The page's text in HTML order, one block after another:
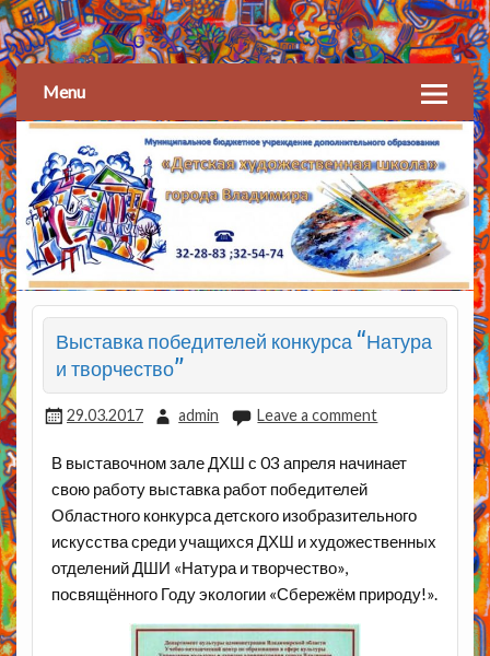
Детская художественная
школа
Menu
Выставка победителей конкурса “Натура
и творчество”
29.03.2017 admin Leave a comment
В выставочном зале ДХШ с 03 апреля начинает
свою работу выставка работ победителей
Областного конкурса детского изобразительного
искусства среди учащихся ДХШ и художественных
отделений ДШИ «Натура и творчество»,
посвящённого Году экологии «Сбережём природу!».